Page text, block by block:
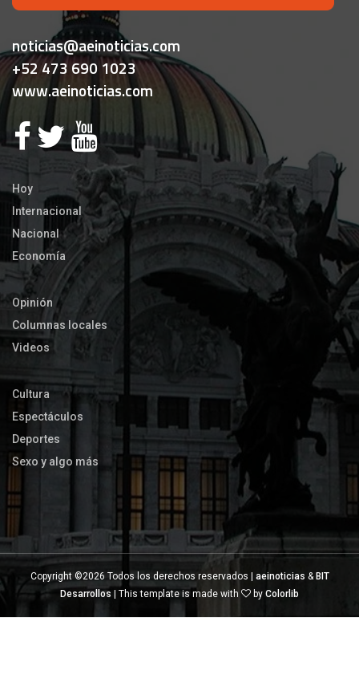
noticias@aeinoticias.com
+52 473 690 1023
www.aeinoticias.com
Hoy
Internacional
Nacional
Economía
Opinión
Columnas locales
Videos
Cultura
Espectáculos
Deportes
Sexo y algo más
Copyright ©2026 Todos los derechos reservados | aeinoticias & BIT
Desarrollos | This template is made with by Colorlib